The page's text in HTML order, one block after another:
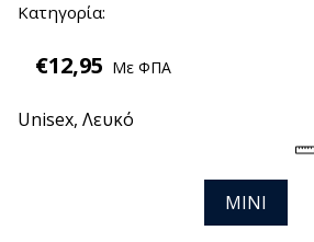
SQD
Ανακάλυψε
τεχνικές
Κατηγορία:
€12,95 Με ΦΠΑ
Unisex, Λευκό
MINI